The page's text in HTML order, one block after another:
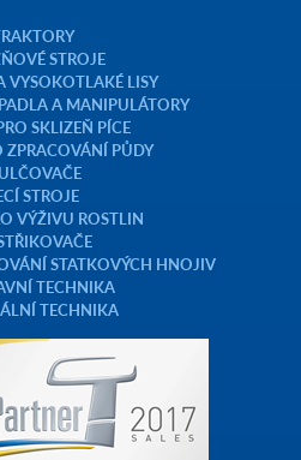
STROJE
VYSOKOTLAKÉ LISY
A MANIPULÁTORY
SKLIZEŇ PÍCE
ZPRACOVÁNÍ PŮDY
STROJE
VÝŽIVU ROSTLIN
STATKOVÝCH HNOJIV
TECHNIKA
TECHNIKA